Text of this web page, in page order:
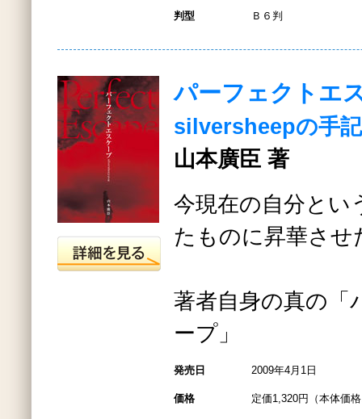
判型 Ｂ６判
パーフェクトエ
silversheepの手記
山本廣臣 著
今現在の自分とい
たものに昇華させ
著者自身の真の「
ープ」
発売日 2009年4月1日
価格 定価1,320円（本体価